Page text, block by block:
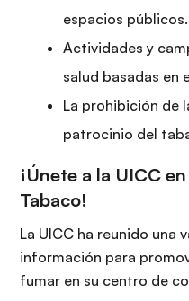
espacios públicos.
Actividades y
salud basadas en
La prohibición de
patrocinio del
¡Únete a la UICC
Tabaco!
La UICC ha reunido una
información para
fumar en su centro de